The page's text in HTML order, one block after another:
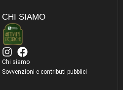
CHI SIAMO
Chi siamo
Sovvenzioni e contributi pubblici